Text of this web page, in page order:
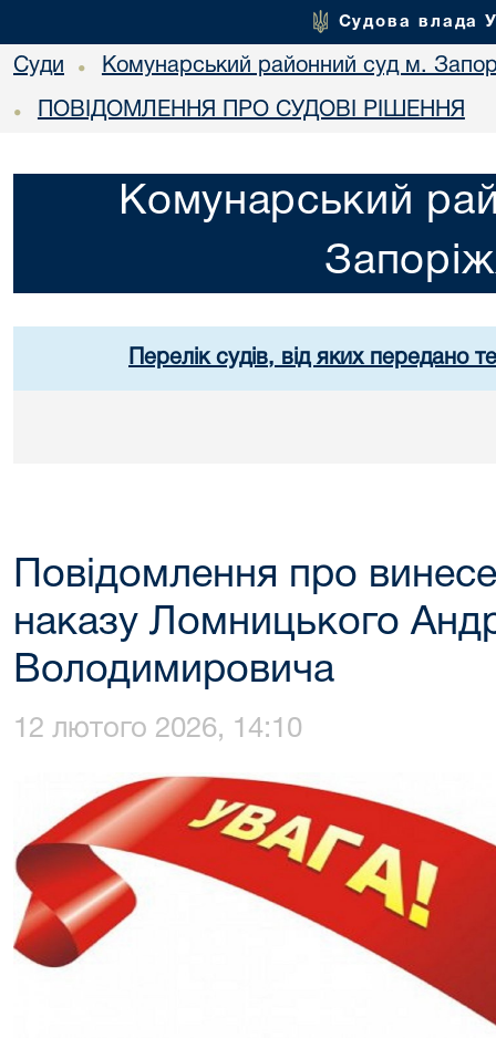
Судова влада
Суди • Комунарський районний суд м.
• ПОВІДОМЛЕННЯ ПРО СУДОВІ РІШЕННЯ
Комунарський
Перелік судів, від яких передано
Повідомлення про
наказу Ломницького
Володимировича
12 лютого 2026, 14:10